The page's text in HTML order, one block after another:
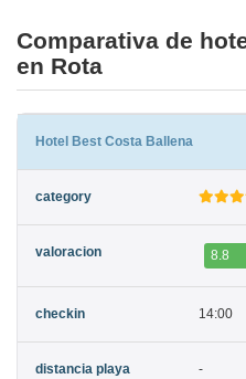
Comparativa de
en Rota
Hotel Best Costa Ballena
8.8
14:00
-